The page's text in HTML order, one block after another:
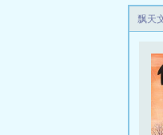
飘天